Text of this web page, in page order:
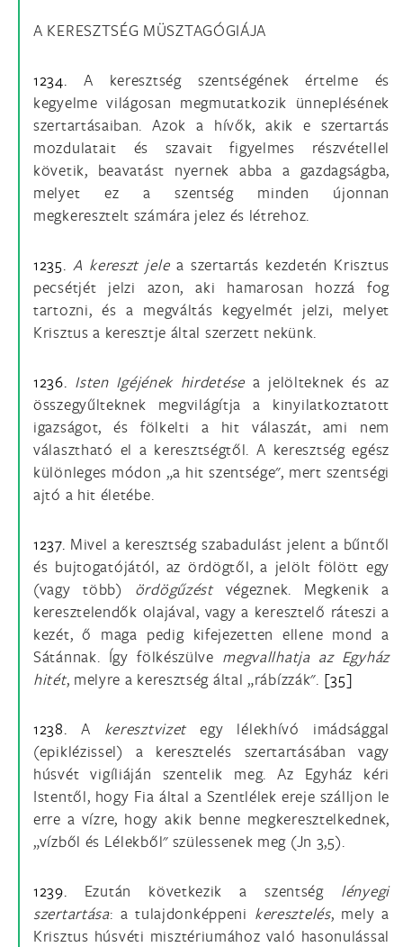
A KERESZTSÉG MÜSZTAGÓGIÁJA
1234. A keresztség szentségének értelme és
kegyelme világosan megmutatkozik ünneplésének
szertartásaiban. Azok a hívők, akik e szertartás
mozdulatait és szavait figyelmes részvétellel
követik, beavatást nyernek abba a gazdagságba,
melyet ez a szentség minden újonnan
megkeresztelt számára jelez és létrehoz.
1235. A kereszt jelea szertartás kezdetén Krisztus
pecsétjét jelzi azon, aki hamarosan hozzá fog
tartozni, és a megváltás kegyelmét jelzi, melyet
Krisztus a keresztje által szerzett nekünk.
1236. Isten Igéjének hirdetése a jelölteknek és az
összegyűlteknek megvilágítja a kinyilatkoztatott
igazságot, és fölkelti a hit válaszát, ami nem
választható el a keresztségtől. A keresztség egész
különleges módon „a hit szentsége", mert szentségi
ajtó a hit életébe.
1237. Mivel a keresztség szabadulást jelent a bűntől
és bujtogatójától, az ördögtől, a jelölt fölött egy
(vagy több) ördögűzést végeznek. Megkenik a
keresztelendők olajával, vagy a keresztelő ráteszi a
kezét, ő maga pedig kifejezetten ellene mond a
Sátánnak. Így fölkészülve megvallhatja az Egyház
hitét, melyre a keresztség által „rábízzák". [35]
1238. A keresztvizetegy lélekhívó imádsággal
(epiklézissel) a keresztelés szertartásában vagy
húsvét vigíliáján szentelik meg. Az Egyház kéri
Istentől, hogy Fia által a Szentlélek ereje szálljon le
erre a vízre, hogy akik benne megkeresztelkednek,
„vízből és Lélekből" szülessenek meg (Jn 3,5).
1239. Ezután következik a szentség lényegi
szertartása: a tulajdonképpeni keresztelés, mely a
Krisztus húsvéti misztériumához való hasonulással